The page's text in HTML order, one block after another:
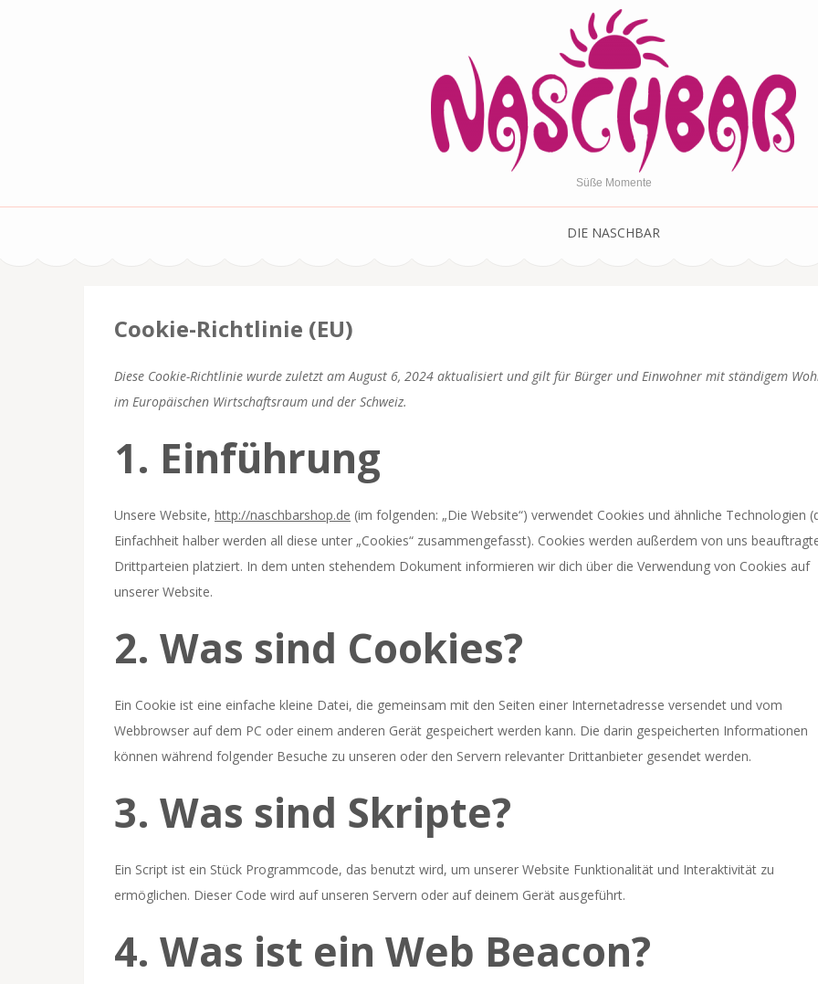
Süße Momente
DIE NASCHBAR
Cookie-Richtlinie (EU)
Diese Cookie-Richtlinie wurde zuletzt am August 6, 2024 aktualisiert und gilt für Bürger und Einwohner mit ständigem
im Europäischen Wirtschaftsraum und der Schweiz.
1. Einführung
Unsere Website, http://naschbarshop.de (im folgenden: „Die Website“) verwendet Cookies und ähnliche Technologien
Einfachheit halber werden all diese unter „Cookies“ zusammengefasst). Cookies werden außerdem von uns
Drittparteien platziert. In dem unten stehendem Dokument informieren wir dich über die Verwendung von Cookies auf
unserer Website.
2. Was sind Cookies?
Ein Cookie ist eine einfache kleine Datei, die gemeinsam mit den Seiten einer Internetadresse versendet und vom
Webbrowser auf dem PC oder einem anderen Gerät gespeichert werden kann. Die darin gespeicherten Informationen
können während folgender Besuche zu unseren oder den Servern relevanter Drittanbieter gesendet werden.
3. Was sind Skripte?
Ein Script ist ein Stück Programmcode, das benutzt wird, um unserer Website Funktionalität und Interaktivität zu
ermöglichen. Dieser Code wird auf unseren Servern oder auf deinem Gerät ausgeführt.
4. Was ist ein Web Beacon?